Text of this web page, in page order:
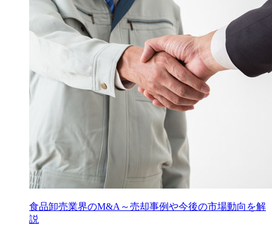
食品卸売業界のM&A～売却事例や今後の市場動向を解
説